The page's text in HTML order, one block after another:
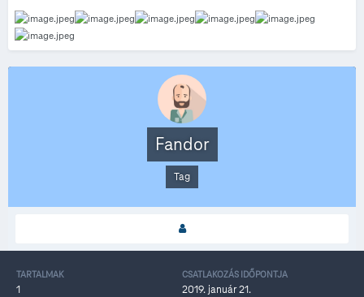
Fandor
Tag
TARTALMAK
1
CSATLAKOZÁS IDŐPONTJA
2019. január 21.